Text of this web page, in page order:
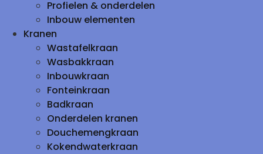
Profielen & onderdelen
Inbouw elementen
Kranen
Wastafelkraan
Wasbakkraan
Inbouwkraan
Fonteinkraan
Badkraan
Onderdelen kranen
Douchemengkraan
Kokendwaterkraan